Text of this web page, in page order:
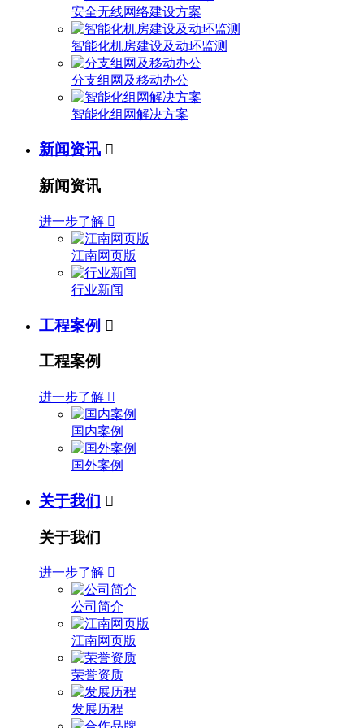
安全无线网络建设方案
智能化机房建设及动环监测
分支组网及移动办公
智能化组网解决方案
新闻资讯 
新闻资讯
进一步了解 
江南网页版
行业新闻
工程案例 
工程案例
进一步了解 
国内案例
国外案例
关于我们 
关于我们
进一步了解 
公司简介
江南网页版
荣誉资质
发展历程